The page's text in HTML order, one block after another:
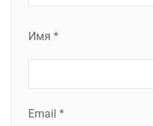
Имя *
Email *